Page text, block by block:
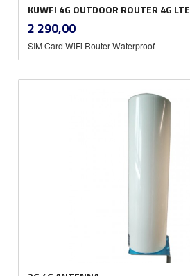
KUWFI 4G OUTDOOR ROUTER 4G LTE
Pris
2 290,00mva.
SIM Card WiFi Router Waterproof